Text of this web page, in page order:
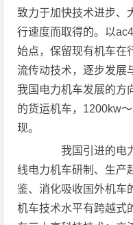
致力于加快技术进步、
行速度而取得的。以
始点，保留现有机车在
流传动技术，逐步发展
我国电力机车发展的方
的货运机车，1200kw
现。
我国引进的电力
线电力机车研制、生产
鉴、消化吸收国外机车
机车技术水平有跨越式